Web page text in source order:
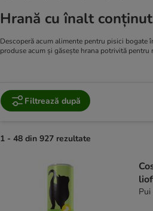
Hrană cu înalt
Descoperă acum alimente pentru pisici bogate
produse acum și găsește hrana potrivită
Filtrează după
1 - 48 din 927 rezultate
Pui